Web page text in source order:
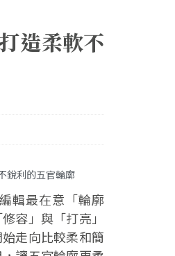
造柔軟不
銳利的五官輪廓
輯最在意「輪廓
容」與「打亮」
走向比較柔和簡